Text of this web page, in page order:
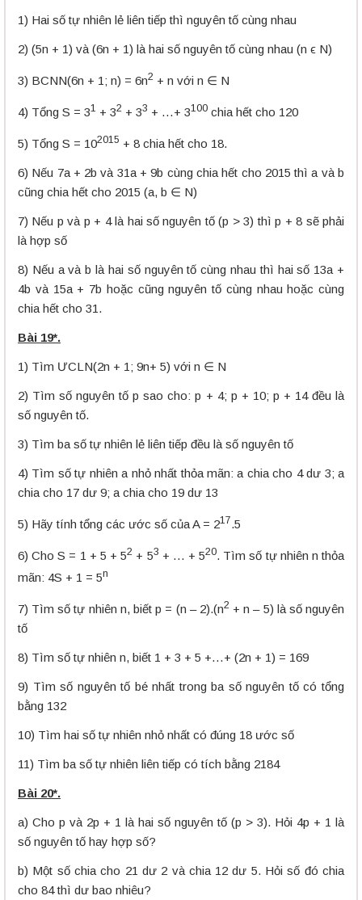
1) Hai số tự nhiên lẻ liên tiếp thì nguyên tố cùng nhau
2) (5n + 1) và (6n + 1) là hai số nguyên tố cùng nhau (n ϵ N)
3) BCNN(6n + 1; n) = 6n2 + n với n ∈ N
4) Tổng S = 31 + 32 + 33 + …+ 3100 chia hết cho 120
5) Tổng S = 102015 + 8 chia hết cho 18.
6) Nếu 7a + 2b và 31a + 9b cùng chia hết cho 2015 thì a và b
cũng chia hết cho 2015 (a, b ∈ N)
7) Nếu p và p + 4 là hai số nguyên tố (p > 3) thì p + 8 sẽ phải
là hợp số
8) Nếu a và b là hai số nguyên tố cùng nhau thì hai số 13a +
4b và 15a + 7b hoặc cũng nguyên tố cùng nhau hoặc cùng
chia hết cho 31.
Bài 19*.
1) Tìm ƯCLN(2n + 1; 9n+ 5) với n ∈ N
2) Tìm số nguyên tố p sao cho: p + 4; p + 10; p + 14 đều là
số nguyên tố.
3) Tìm ba số tự nhiên lẻ liên tiếp đều là số nguyên tố
4) Tìm số tự nhiên a nhỏ nhất thỏa mãn: a chia cho 4 dư 3; a
chia cho 17 dư 9; a chia cho 19 dư 13
5) Hãy tính tổng các ước số của A = 217.5
6) Cho S = 1 + 5 + 52 + 53 + … + 520. Tìm số tự nhiên n thỏa
mãn: 4S + 1 = 5n
7) Tìm số tự nhiên n, biết p = (n – 2).(n2 + n – 5) là số nguyên
tố
8) Tìm số tự nhiên n, biết 1 + 3 + 5 +…+ (2n + 1) = 169
9) Tìm số nguyên tố bé nhất trong ba số nguyên tố có tổng
bằng 132
10) Tìm hai số tự nhiên nhỏ nhất có đúng 18 ước số
11) Tìm ba số tự nhiên liên tiếp có tích bằng 2184
Bài 20*.
a) Cho p và 2p + 1 là hai số nguyên tố (p > 3). Hỏi 4p + 1 là
số nguyên tố hay hợp số?
b) Một số chia cho 21 dư 2 và chia 12 dư 5. Hỏi số đó chia
cho 84 thì dư bao nhiêu?